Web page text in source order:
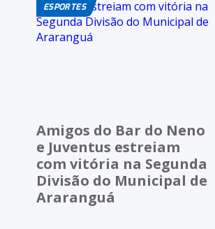
ESPORTES
Amigos do Bar do Neno
e Juventus estreiam
com vitória na Segunda
Divisão do Municipal de
Araranguá